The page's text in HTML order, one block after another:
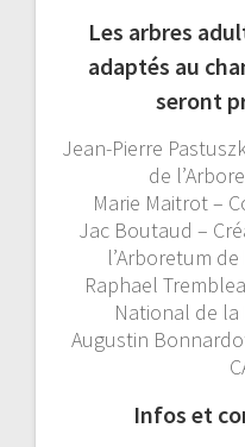
Les arbres
adaptés au
seront
Jean-Pierre
de
Marie Maitrot –
Jac Boutaud –
l’Arboretum
Raphael
National de
Augustin
Infos et